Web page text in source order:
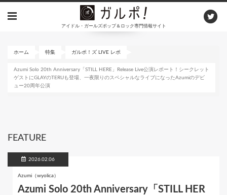
アイドル・ガールズポップ＆ロック専門情報サイト
ホーム 特集 ガルポ！ズ LIVE レポ
Azumi Solo 20th Anniversary「STILL HERE」Release Live公演レポート！シークレット
ゲストにGLAYのTERUも登場、一夜限りのスペシャルなライブになったAzumiのデビ
ュー20周年公演
FEATURE
2026.02.06
Azumi（wyolica）
Azumi Solo 20th Anniversary「STILL HER